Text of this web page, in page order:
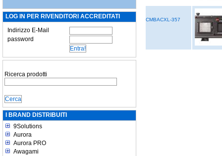
LOG IN PER RIVENDITORI ACCREDITATI
Indirizzo E-Mail
password
Ricerca prodotti
I BRAND DISTRIBUITI
9Solutions
Aurora
Aurora PRO
Awagami
CMBACXL-357